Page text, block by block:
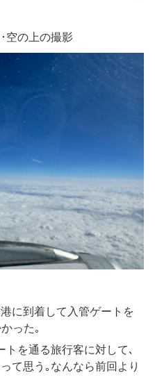
空の上の撮影
に到着して入管ゲートを
った｡
を通る旅行客に対して､
て思う｡なんなら前回より